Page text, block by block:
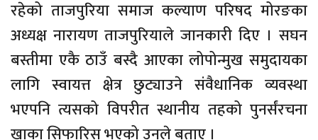
रहेको ताजपुरिया समाज कल्याण परिषद मोरङका
अध्यक्ष नारायण ताजपुरियाले जानकारी दिए । सघन
बस्तीमा एकै ठाउँ बस्दै आएका लोपोन्मुख समुदायका
लागि स्वायत्त क्षेत्र छुट्याउने संवैधानिक व्यवस्था
भएपनि त्यसको विपरीत स्थानीय तहको पुनर्संरचना
खाका सिफारिस भएको उनले बताए ।